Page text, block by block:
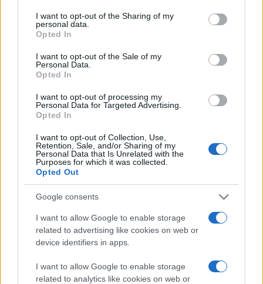
not limited to your visit or usage behaviour. You may click to
grant or deny consent to Google and its third-party tags to
use your data for below specified purposes in below Google
consent section.
I want to opt-out of the Sharing of my
personal data.
Opted In
I want to opt-out of the Sale of my
Personal Data.
Opted In
I want to opt-out of processing my
Personal Data for Targeted Advertising.
Opted In
I want to opt-out of Collection, Use,
Retention, Sale, and/or Sharing of my
Personal Data that Is Unrelated with the
Purposes for which it was collected.
Opted Out
Google consents
I want to allow Google to enable storage
related to advertising like cookies on web or
device identifiers in apps.
I want to allow Google to enable storage
related to analytics like cookies on web or
στήλη -Σύμφωνα με
Τετάρτη 20 Οκτ 2021, 22:32
φοιτητικές εστίες του
πανεπιστημίου Δυτικής
μητροπολίτης
Γρεβενών (βίντεο)
Αφορμή φαίνεται πως
υπάρχει στις νέες εστίες